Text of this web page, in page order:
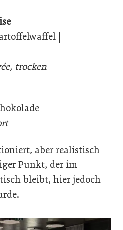
|
trocken
aber realistisch
Punkt, der im
bleibt, hier jedoch